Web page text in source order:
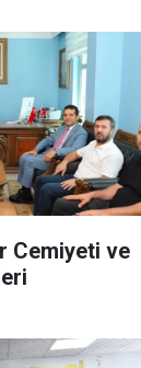
Cemiyeti ve